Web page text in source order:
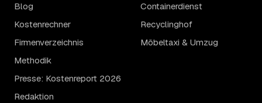
Blog
Kostenrechner
Firmenverzeichnis
Methodik
Presse: Kostenreport 2026
Redaktion
Containerdienst
Recyclinghof
Möbeltaxi & Umzug